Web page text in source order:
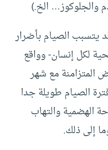
الخ.)
الصيام بأضرار
لكل إنسان- وواقع
المتزامنة مع شهر
الصيام طويلة جدا
الهضمية والتهاب
إلى ذلك.